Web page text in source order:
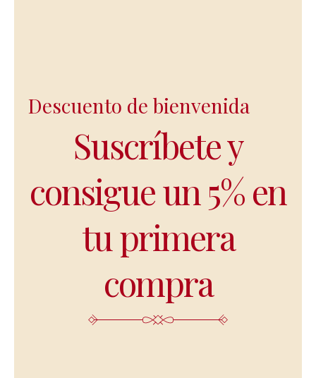
Descuento de bienvenida
Suscríbete y
consigue un 5% en
tu primera
compra